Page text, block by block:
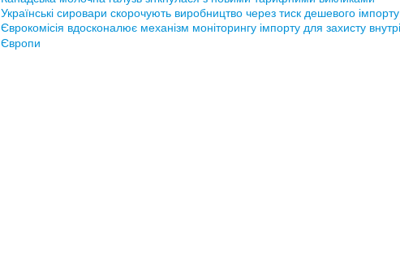
Українські сировари скорочують виробництво через тиск дешевого імпорту
Єврокомісія вдосконалює механізм моніторингу імпорту для захисту
Європи